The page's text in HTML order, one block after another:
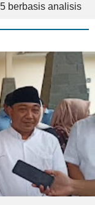
berbasis analisis